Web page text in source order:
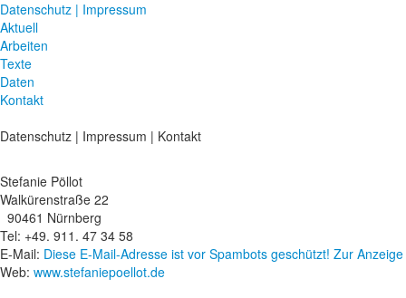
Datenschutz | Impressum
Aktuell
Arbeiten
Texte
Daten
Kontakt
Datenschutz | Impressum | Kontakt
Stefanie Pöllot
Walkürenstraße 22
90461 Nürnberg
Tel: +49. 911. 47 34 58
E-Mail: Diese E-Mail-Adresse ist vor Spambots geschützt! Zur
Web: www.stefaniepoellot.de